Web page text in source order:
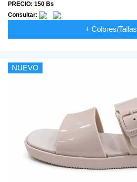
PRECIO: 150 Bs
Consultar:
+ Colores/Tallas
NUEVO